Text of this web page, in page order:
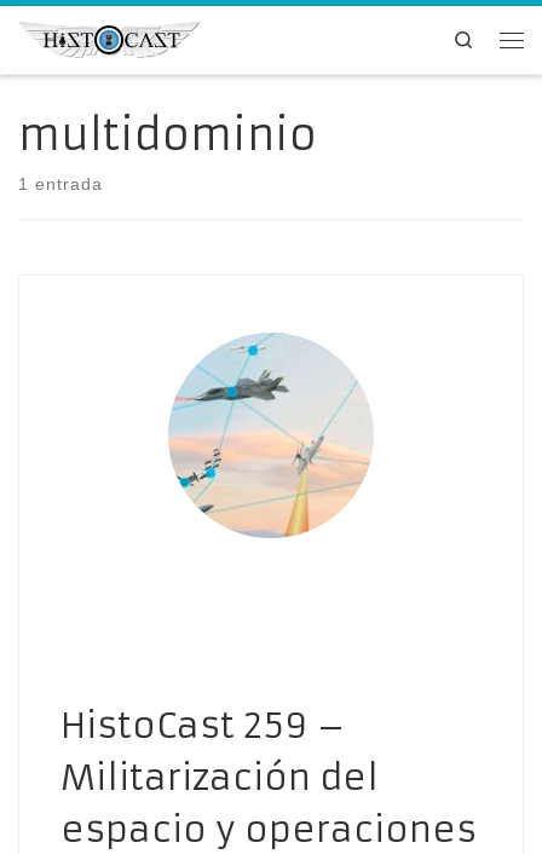
Saltar al contenido
Search
multidominio
1 entrada
HistoCast 259 –
Militarización del
espacio y operaciones